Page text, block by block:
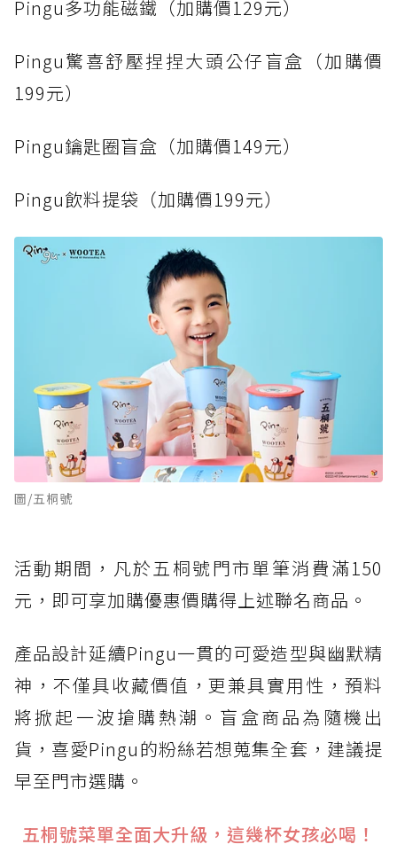
Pingu多功能磁鐵（加購價129元）
Pingu驚喜舒壓捏捏大頭公仔盲盒（加購價
199元）
Pingu鑰匙圈盲盒（加購價149元）
Pingu飲料提袋（加購價199元）
圖/五桐號
活動期間，凡於五桐號門市單筆消費滿150
元，即可享加購優惠價購得上述聯名商品。
產品設計延續Pingu一貫的可愛造型與幽默精
神，不僅具收藏價值，更兼具實用性，預料
將掀起一波搶購熱潮。盲盒商品為隨機出
貨，喜愛Pingu的粉絲若想蒐集全套，建議提
早至門市選購。
五桐號菜單全面大升級，這幾杯女孩必喝！